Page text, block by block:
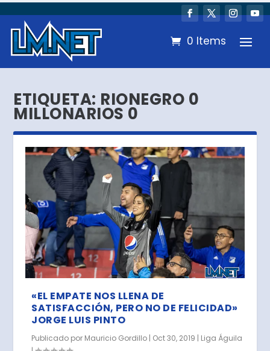
0 Items
ETIQUETA: RIONEGRO 0
MILLONARIOS 0
«EL EMPATE NOS LLENA DE
SATISFACCIÓN, PERO NO DE FELICIDAD»
JORGE LUIS PINTO
Publicado por Mauricio Gordillo | Oct 30, 2019 | Liga Águila